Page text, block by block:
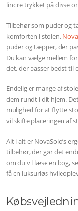
lindre trykket på disse
Tilbehør som puder og
komforten i stolen.
puder og tæpper, der
Du kan vælge mellem
det, der passer bedst til
Endelig er mange af
dem rundt i dit hjem.
mulighed for at flytte
vil skifte placeringen af
Alt i alt er NovaSolo’s
tilbehør, der gør det
om du vil læse en bog,
få en luksuriøs